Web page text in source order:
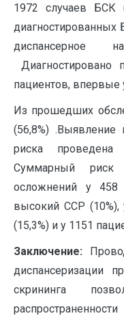
1972 случаев БСК
диагностированных
диспансерное
пациентов, впервые
Из прошедших
(56,8%) .Выявление
риска
Суммарный
осложнений у 458
высокий ССР
(15,3%) и у 1151
Заключение:
диспансеризации
скрининга